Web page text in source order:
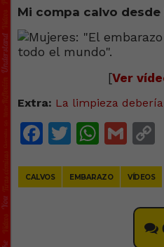
Mi compa calvo desde
[Ver
Extra: La limpieza
Facebook
Twitter
CALVOS EMBARAZO VÍDEOS